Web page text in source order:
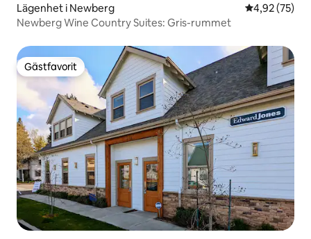
Lägenhet i Newberg 4,92 av 5 i
4,92 (75)
Newberg Wine Country Suites: Gris-rummet
Gästfavorit
Gästfavorit